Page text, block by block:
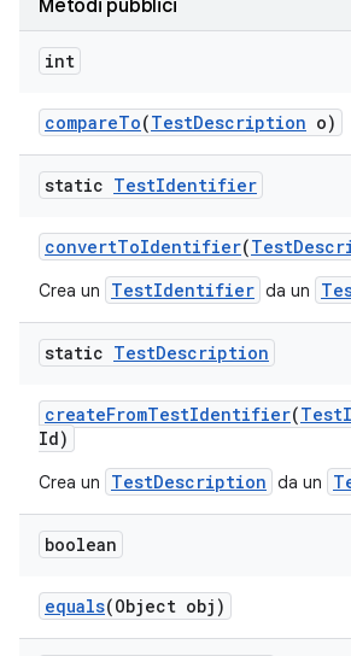
Metodi pubblici
int
compareTo(TestDescription o)
static TestIdentifier
convertToIdentifier(Test
Crea un TestIdentifier da un
static TestDescription
createFromTestIdentifier(Test
Id)
Crea un TestDescription da un
boolean
equals(Object obj)